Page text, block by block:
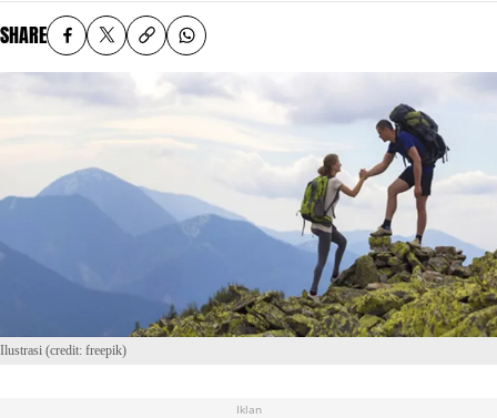
SHARE
Ilustrasi (credit: freepik)
Iklan